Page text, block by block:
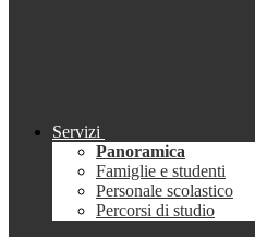
Servizi
Panoramica
Famiglie e studenti
Personale scolastico
Percorsi di studio